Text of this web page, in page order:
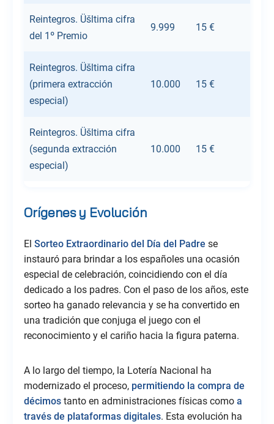
Reintegros. Üšltima cifra
del 1º Premio
9.999 15 €
Reintegros. Üšltima cifra
(primera extracción
especial)
10.000 15 €
Reintegros. Üšltima cifra
(segunda extracción
especial)
10.000 15 €
Orígenes y Evolución
El Sorteo Extraordinario del Día del Padre se
instauró para brindar a los españoles una ocasión
especial de celebración, coincidiendo con el día
dedicado a los padres. Con el paso de los años, este
sorteo ha ganado relevancia y se ha convertido en
una tradición que conjuga el juego con el
reconocimiento y el cariño hacia la figura paterna.
A lo largo del tiempo, la Lotería Nacional ha
modernizado el proceso, permitiendo la compra de
décimostanto en administraciones físicas como a
través de plataformas digitales. Esta evolución ha